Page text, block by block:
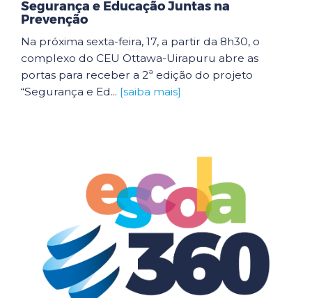
Segurança e Educação Juntas na
Prevenção
Na próxima sexta-feira, 17, a partir da 8h30, o
complexo do CEU Ottawa-Uirapuru abre as
portas para receber a 2ª edição do projeto
“Segurança e Ed... [saiba mais]